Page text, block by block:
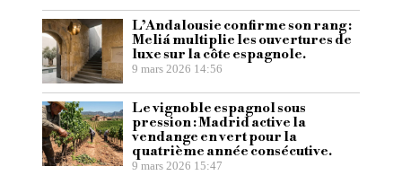
L’Andalousie confirme son rang :
Meliá multiplie les ouvertures de
luxe sur la côte espagnole.
9 mars 2026 14:56
Le vignoble espagnol sous
pression : Madrid active la
vendange en vert pour la
quatrième année consécutive.
9 mars 2026 15:47